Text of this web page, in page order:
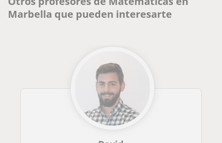
Marbella que pueden interesarte